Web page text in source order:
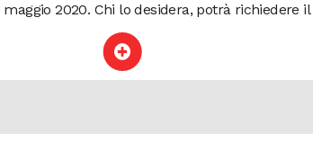
2020. Chi lo desidera, potrà richiedere il